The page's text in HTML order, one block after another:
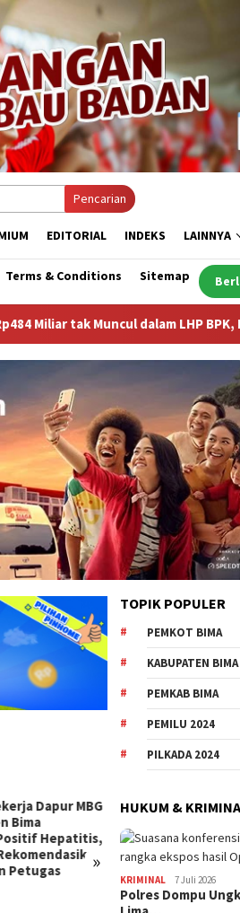
Pencarian
EDITORIAL INDEKS LAINNYA
Terms & Conditions Sitemap
dalam LHP BPK, Legislator PDI
»
81 RI, Tokoh
Ajak Seluruh
Perkuat
Kota Bima Catat
Persen pada Juli
Tinggi dari
TOPIK POPULER
PEMKOT BIMA
KABUPATEN BIMA
PEMKAB BIMA
PEMILU 2024
PILKADA 2024
HUKUM &
KRIMINAL 7 Juli 2026
Polres Dompu